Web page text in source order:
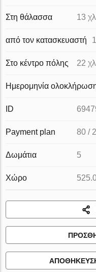
Στη θάλασσα 13
από τον κατασκευαστή
Στο κέντρο πόλης 22
Ημερομηνία
ID
Payment plan 80 /
Δωμάτια 5
Χώρο